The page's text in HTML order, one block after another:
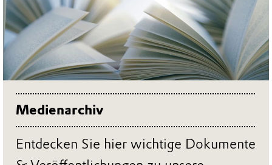
Medienarchiv
Entdecken Sie hier wichtige Dokumente